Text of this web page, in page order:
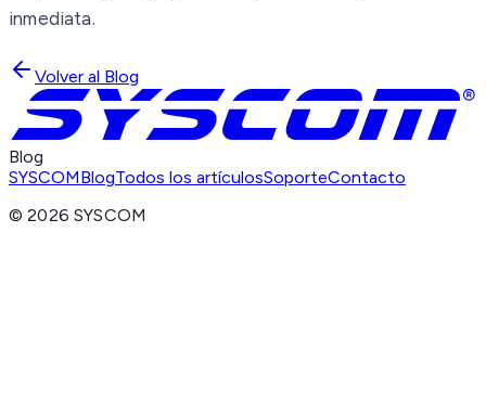
inmediata.
Volver al Blog
Blog
SYSCOMBlogTodos los artículosSoporteContacto
©2026 SYSCOM